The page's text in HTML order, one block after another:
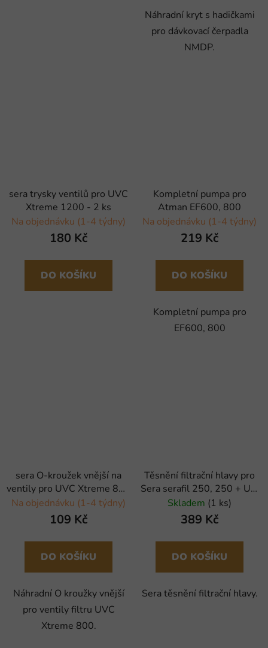
Náhradní kryt s hadičkami
pro dávkovací čerpadla
NMDP.
sera trysky ventilů pro UVC
Xtreme 1200 - 2 ks
Na objednávku (1-4 týdny)
180 Kč
DO KOŠÍKU
Kompletní pumpa pro
Atman EF600, 800
Na objednávku (1-4 týdny)
219 Kč
DO KOŠÍKU
Kompletní pumpa pro
EF600, 800
sera O-kroužek vnější na
ventily pro UVC Xtreme 800
- 2 ks
Na objednávku (1-4 týdny)
109 Kč
DO KOŠÍKU
Náhradní O kroužky vnější
pro ventily filtru UVC
Xtreme 800.
Těsnění filtrační hlavy pro
Sera serafil 250, 250 + UV,
400 + UV
Skladem (1 ks)
389 Kč
DO KOŠÍKU
Sera těsnění filtrační hlavy.